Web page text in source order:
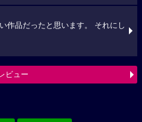
作品だったと思います。 それにし
ビュー